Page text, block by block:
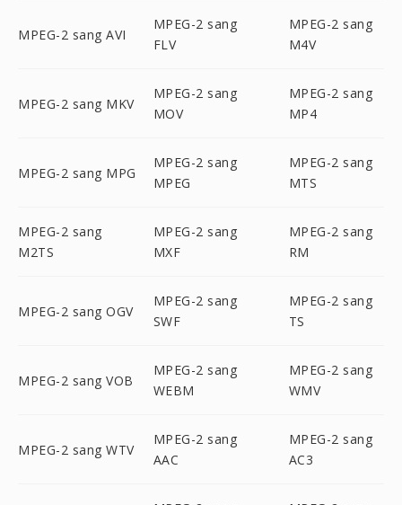
MPEG-2 sang AVI
MPEG-2 sang
FLV
MPEG-2 sang
M4V
MPEG-2 sang MKV
MPEG-2 sang
MOV
MPEG-2 sang
MP4
MPEG-2 sang MPG
MPEG-2 sang
MPEG
MPEG-2 sang
MTS
MPEG-2 sang
M2TS
MPEG-2 sang
MXF
MPEG-2 sang
RM
MPEG-2 sang OGV
MPEG-2 sang
SWF
MPEG-2 sang
TS
MPEG-2 sang VOB
MPEG-2 sang
WEBM
MPEG-2 sang
WMV
MPEG-2 sang WTV
MPEG-2 sang
AAC
MPEG-2 sang
AC3